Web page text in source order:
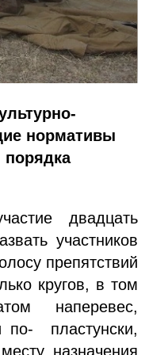
нормативы
порядка
двадцать
участников
препятствий
кругов, в том
наперевес,
по- пластунски,
назначения